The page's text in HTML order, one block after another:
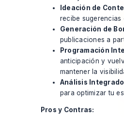
Ideación de
recibe sugerencias
Generación de
publicaciones a
Programación
anticipación y
mantener la
Análisis
para optimizar tu
Pros y Contras: